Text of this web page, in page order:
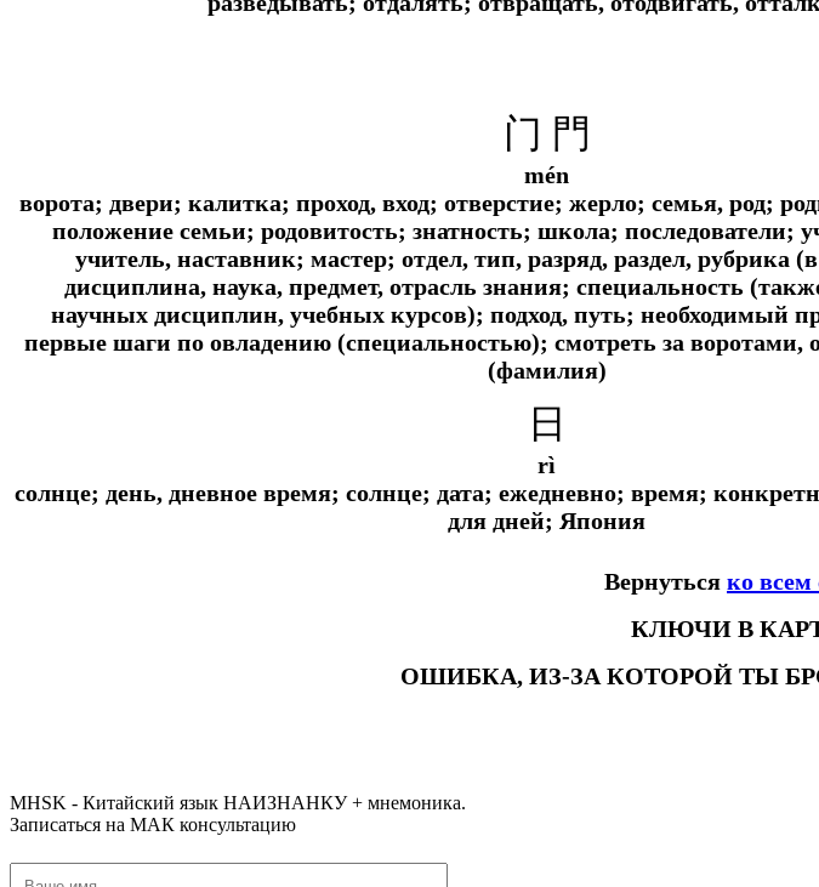
门 門
mén
ворота; двери; калитка; проход, вход; отверстие; жерло; семья, род;
положение семьи; родовитость; знатность; школа; последователи;
учитель, наставник; мастер; отдел, тип, разряд, раздел, рубрика
дисциплина, наука, предмет, отрасль знания; специальность
научных дисциплин, учебных курсов); подход, путь; необходимый
первые шаги по овладению (специальностью); смотреть за воротами,
(фамилия)
日
rì
солнце; день, дневное время; солнце; дата; ежедневно; время;
для дней; Япония
Вернуться ко всем
КЛЮЧИ В
ОШИБКА, ИЗ-ЗА КОТОРОЙ ТЫ
MHSK - Китайский язык НАИЗНАНКУ + мнемоника.
Записаться на МАК консультацию